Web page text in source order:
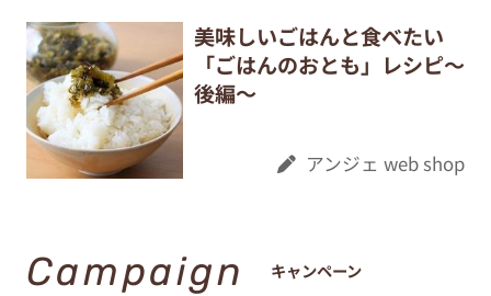
美味しいごはんと食べたい
「ごはんのおとも」レシピ～
後編～
アンジェ web shop
Campaign キャンペーン